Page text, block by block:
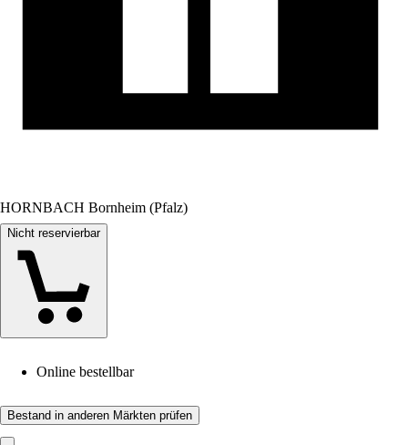
HORNBACH Bornheim (Pfalz)
Nicht reservierbar
Online bestellbar
Bestand in anderen Märkten prüfen